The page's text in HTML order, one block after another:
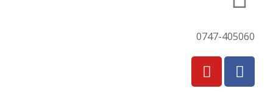
0747-405060